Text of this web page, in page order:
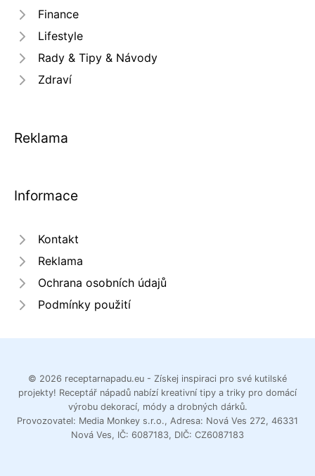
Finance
Lifestyle
Rady & Tipy & Návody
Zdraví
Reklama
Informace
Kontakt
Reklama
Ochrana osobních údajů
Podmínky použití
© 2026 receptarnapadu.eu - Získej inspiraci pro své kutilské
projekty! Receptář nápadů nabízí kreativní tipy a triky pro domácí
výrobu dekorací, módy a drobných dárků.
Provozovatel: Media Monkey s.r.o., Adresa: Nová Ves 272, 46331
Nová Ves, IČ: 6087183, DIČ: CZ6087183